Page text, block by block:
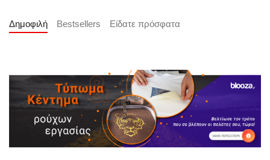
Δημοφιλή Bestsellers Είδατε πρόσφατα